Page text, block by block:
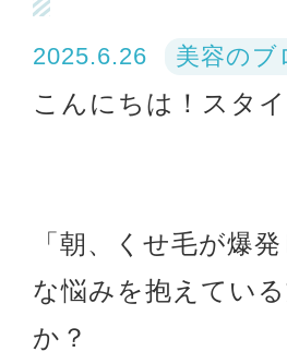
2025.6.26 美容のブ
こんにちは！スタ
「朝、くせ毛が爆
な悩みを抱えてい
か？